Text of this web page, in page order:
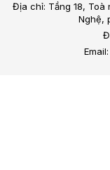
Địa chỉ: Tầng 18, Toà
Nghệ,